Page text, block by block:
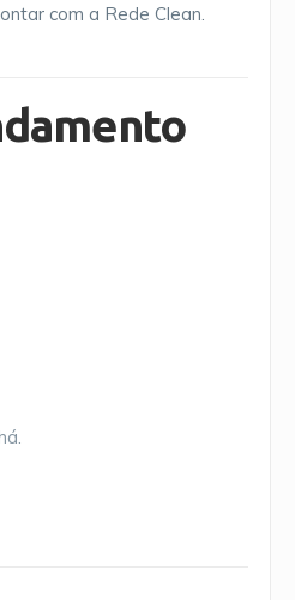
com a Rede Clean.